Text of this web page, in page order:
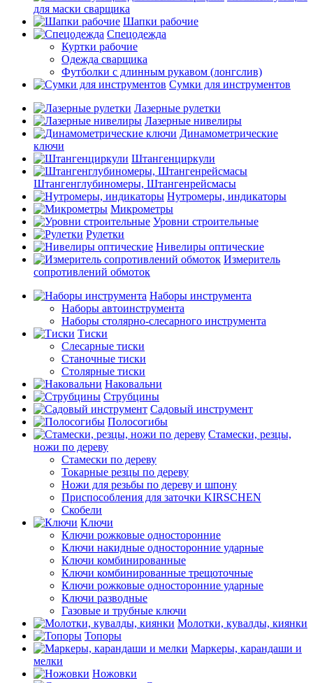
для маски сварщика
Шапки рабочие
Спецодежда
Куртки рабочие
Одежда сварщика
Футболки с длинным рукавом (лонгслив)
Сумки для инструментов
Лазерные рулетки
Лазерные нивелиры
Динамометрические
ключи
Штангенциркули
Штангенглубиномеры, Штангенрейсмасы
Нутромеры, индикаторы
Микрометры
Уровни строительные
Рулетки
Нивелиры оптические
Измеритель
сопротивлений обмоток
Наборы инструмента
Наборы автоинструмента
Наборы столярно-слесарного инструмента
Тиски
Слесарные тиски
Станочные тиски
Столярные тиски
Наковальни
Струбцины
Садовый инструмент
Полосогибы
Стамески, резцы,
ножи по дереву
Стамески по дереву
Токарные резцы по дереву
Ножи для резьбы по дереву и шпону
Приспособления для заточки KIRSCHEN
Скобели
Ключи
Ключи рожковые односторонние
Ключи накидные односторонние ударные
Ключи комбинированные
Ключи комбинированные трещоточные
Ключи рожковые односторонние ударные
Ключи разводные
Газовые и трубные ключи
Молотки, кувалды, киянки
Топоры
Маркеры, карандаши и
мелки
Ножовки